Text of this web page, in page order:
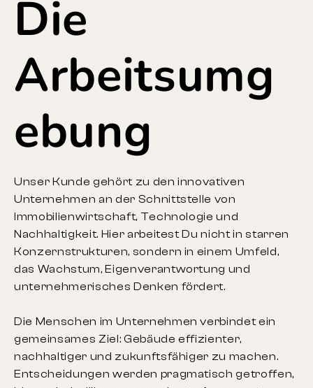
Die
Arbeitsumg
ebung
Unser Kunde gehört zu den innovativen
Unternehmen an der Schnittstelle von
Immobilienwirtschaft, Technologie und
Nachhaltigkeit. Hier arbeitest Du nicht in starren
Konzernstrukturen, sondern in einem Umfeld,
das Wachstum, Eigenverantwortung und
unternehmerisches Denken fördert.
Die Menschen im Unternehmen verbindet ein
gemeinsames Ziel: Gebäude effizienter,
nachhaltiger und zukunftsfähiger zu machen.
Entscheidungen werden pragmatisch getroffen,